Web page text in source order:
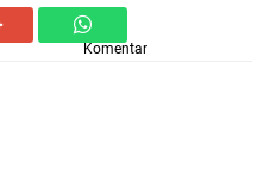
Komentar